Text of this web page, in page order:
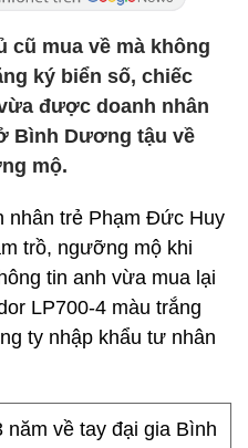
cũ mua về mà không
ký biển số, chiếc
được doanh nhân
Bình Dương tậu về
mộ.
nhân trẻ Phạm Đức Huy
trồ, ngưỡng mộ khi
tin anh vừa mua lại
LP700-4 màu trắng
ty nhập khẩu tư nhân